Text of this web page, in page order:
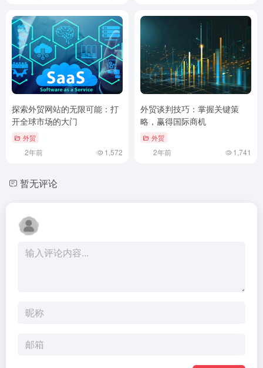
探索外贸网站的无限可能：打
开全球市场的大门
外贸
2年前 1,572
外贸谈判技巧：掌握关键策
略，赢得国际商机
外贸
2年前 1,741
暂无评论